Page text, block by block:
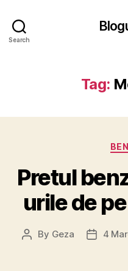
Search
Tag:
Pretul
urile de
Post
By Geza
Post
4